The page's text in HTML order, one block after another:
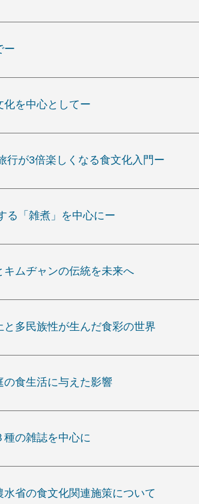
ー
を中心としてー
が3倍楽しくなる食文化入門ー
「雑煮」を中心にー
ムヂャンの伝統を未来へ
多民族性が生んだ食彩の世界
食生活に与えた影響
の雑誌を中心に
省の食文化関連施策について